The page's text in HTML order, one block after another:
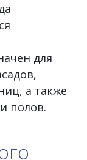
для
а также
полов.